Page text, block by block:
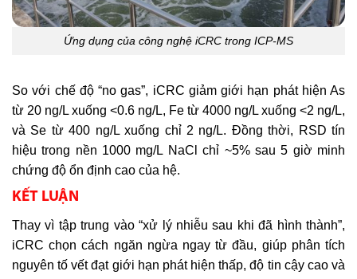
Ứng dụng của công nghệ iCRC trong ICP-MS
So với chế độ “no gas”, iCRC giảm giới hạn phát hiện As
từ 20 ng/L xuống <0.6 ng/L, Fe từ 4000 ng/L xuống <2 ng/L,
và Se từ 400 ng/L xuống chỉ 2 ng/L. Đồng thời, RSD tín
hiệu trong nền 1000 mg/L NaCl chỉ ~5% sau 5 giờ minh
chứng độ ổn định cao của hệ.
KẾT LUẬN
Thay vì tập trung vào “xử lý nhiễu sau khi đã hình thành”,
iCRC chọn cách ngăn ngừa ngay từ đầu, giúp phân tích
nguyên tố vết đạt giới hạn phát hiện thấp, độ tin cậy cao và